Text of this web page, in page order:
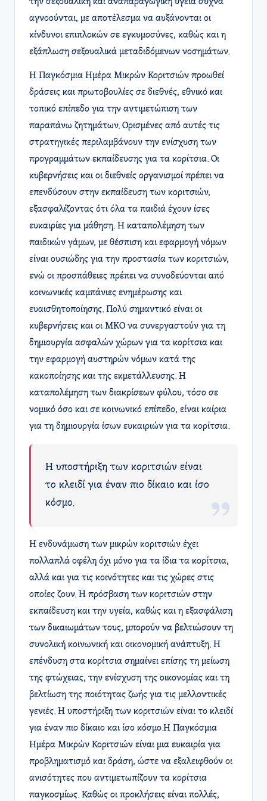
την σεξουαλική και αναπαραγωγική υγεία συχνά
αγνοούνται, με αποτέλεσμα να αυξάνονται οι
κίνδυνοι επιπλοκών σε εγκυμοσύνες, καθώς και η
εξάπλωση σεξουαλικά μεταδιδόμενων νοσημάτων.
Η Παγκόσμια Ημέρα Μικρών Κοριτσιών προωθεί
δράσεις και πρωτοβουλίες σε διεθνές, εθνικό και
τοπικό επίπεδο για την αντιμετώπιση των
παραπάνω ζητημάτων. Ορισμένες από αυτές τις
στρατηγικές περιλαμβάνουν την ενίσχυση των
προγραμμάτων εκπαίδευσης για τα κορίτσια. Οι
κυβερνήσεις και οι διεθνείς οργανισμοί πρέπει να
επενδύσουν στην εκπαίδευση των κοριτσιών,
εξασφαλίζοντας ότι όλα τα παιδιά έχουν ίσες
ευκαιρίες για μάθηση. Η καταπολέμηση των
παιδικών γάμων, με θέσπιση και εφαρμογή νόμων
είναι ουσιώδης για την προστασία των κοριτσιών,
ενώ οι προσπάθειες πρέπει να συνοδεύονται από
κοινωνικές καμπάνιες ενημέρωσης και
ευαισθητοποίησης. Πολύ σημαντικό είναι οι
κυβερνήσεις και οι ΜΚΟ να συνεργαστούν για τη
δημιουργία ασφαλών χώρων για τα κορίτσια και
την εφαρμογή αυστηρών νόμων κατά της
κακοποίησης και της εκμετάλλευσης. Η
καταπολέμηση των διακρίσεων φύλου, τόσο σε
νομικό όσο και σε κοινωνικό επίπεδο, είναι καίρια
για τη δημιουργία ίσων ευκαιριών για τα κορίτσια.
Η υποστήριξη των κοριτσιών είναι
το κλειδί για έναν πιο δίκαιο και ίσο
κόσμο.
Η ενδυνάμωση των μικρών κοριτσιών έχει
πολλαπλά οφέλη όχι μόνο για τα ίδια τα κορίτσια,
αλλά και για τις κοινότητες και τις χώρες στις
οποίες ζουν. Η πρόσβαση των κοριτσιών στην
εκπαίδευση και την υγεία, καθώς και η εξασφάλιση
των δικαιωμάτων τους, μπορούν να βελτιώσουν τη
συνολική κοινωνική και οικονομική ανάπτυξη. Η
επένδυση στα κορίτσια σημαίνει επίσης τη μείωση
της φτώχειας, την ενίσχυση της οικονομίας και τη
βελτίωση της ποιότητας ζωής για τις μελλοντικές
γενιές. Η υποστήριξη των κοριτσιών είναι το κλειδί
για έναν πιο δίκαιο και ίσο κόσμο.Η Παγκόσμια
Ημέρα Μικρών Κοριτσιών είναι μια ευκαιρία για
προβληματισμό και δράση, ώστε να εξαλειφθούν οι
ανισότητες που αντιμετωπίζουν τα κορίτσια
παγκοσμίως. Καθώς οι προκλήσεις είναι πολλές,